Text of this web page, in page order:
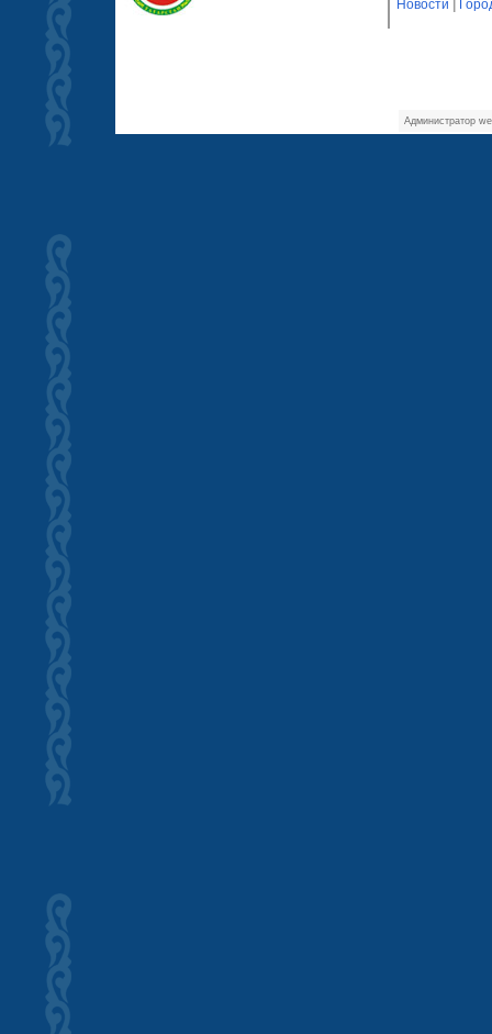
Новости
Администратор